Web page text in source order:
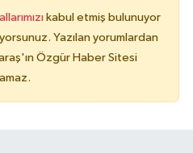
kabul etmiş bulunuyor
Yazılan yorumlardan
Özgür Haber Sitesi